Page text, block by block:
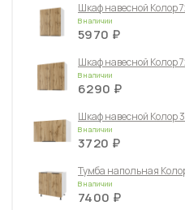
Шкаф навесной Колор
В наличии
5970
Шкаф навесной Колор
В наличии
6290
Шкаф навесной Колор
В наличии
3720
Тумба напольная
В наличии
7400